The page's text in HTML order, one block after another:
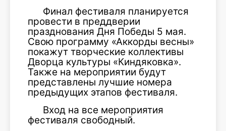
Финал фестиваля планируется
провести в преддверии
празднования Дня Победы 5 мая.
Свою программу «Аккорды весны»
покажут творческие коллективы
Дворца культуры «Киндяковка».
Также на мероприятии будут
представлены лучшие номера
предыдущих этапов фестиваля.
Вход на все мероприятия
фестиваля свободный.